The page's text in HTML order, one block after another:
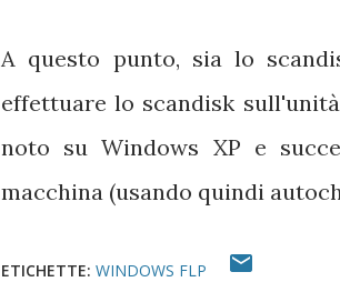
A questo punto, sia lo
effettuare lo scandisk
noto su Windows XP e
macchina (usando quindi
ETICHETTE: WINDOWS FLP